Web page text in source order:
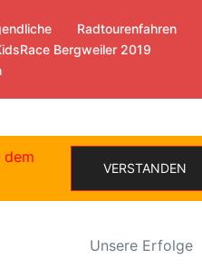
Radtourenfahren
Bergweiler 2019
Allgemein
Unsere Erfolge
VERSTANDEN